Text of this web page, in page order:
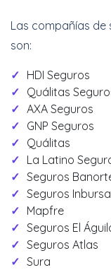
Las compañías de
son:
HDI Seguros
Quálitas
AXA Seguros
GNP Seguros
Quálitas
La Latino
Seguros
Seguros Inbursa
Mapfre
Seguros El
Seguros Atlas
Sura